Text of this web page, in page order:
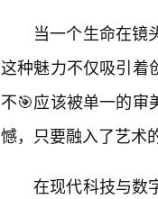
当一个生命在镜
这种魅力不仅吸引着
不🎯应该被单一的审
憾，只要融入了艺术
在现代科技与数